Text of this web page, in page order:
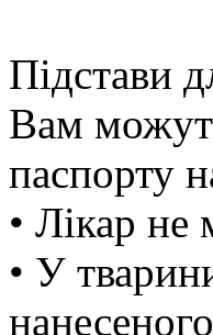
Підстави
Вам
паспорту
• Лікар не
• У